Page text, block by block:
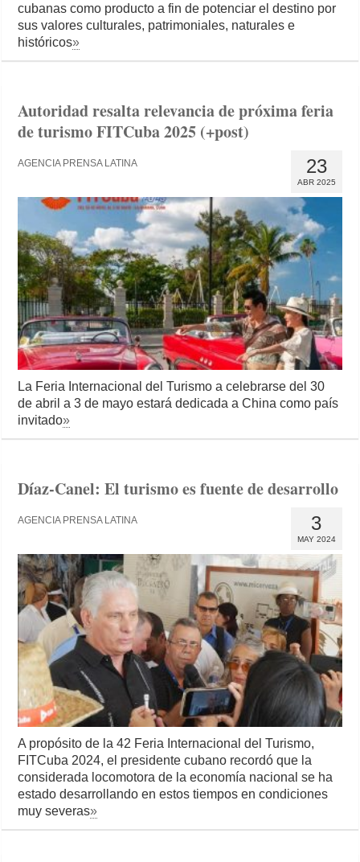
cubanas como producto a fin de potenciar el destino por
sus valores culturales, patrimoniales, naturales e
históricos»
Autoridad resalta relevancia de próxima feria
de turismo FITCuba 2025 (+post)
23
ABR 2025
AGENCIA PRENSA LATINA
La Feria Internacional del Turismo a celebrarse del 30
de abril a 3 de mayo estará dedicada a China como país
invitado»
Díaz-Canel: El turismo es fuente de desarrollo
3
MAY 2024
AGENCIA PRENSA LATINA
A propósito de la 42 Feria Internacional del Turismo,
FITCuba 2024, el presidente cubano recordó que la
considerada locomotora de la economía nacional se ha
estado desarrollando en estos tiempos en condiciones
muy severas»